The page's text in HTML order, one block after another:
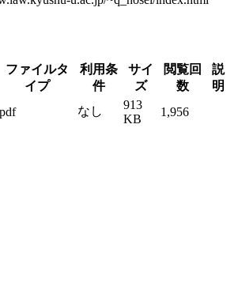
ファイルタ
イプ
利用条
件
サイ
ズ
閲覧回
数
説
明
pdf なし
913
KB
1,956